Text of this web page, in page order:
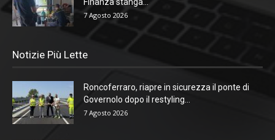
7 Agosto 2026
Notizie Più Lette
Roncoferraro, riapre in sicurezza il ponte di
Governolo dopo il restyling...
7 Agosto 2026